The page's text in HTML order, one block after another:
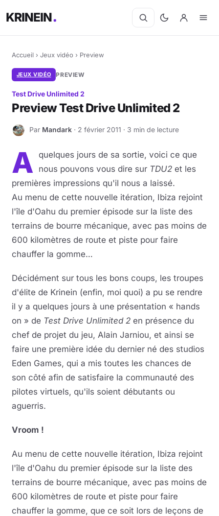
KRINEIN
Accueil › Jeux vidéo › Preview
JEUX VIDÉO PREVIEW
Test Drive Unlimited 2
Preview Test Drive Unlimited 2
M Par Mandark · 2 février 2011 · 3 min de lecture
A quelques jours de sa sortie, voici ce que
nous pouvons vous dire sur TDU2 et les
premières impressions qu'il nous a laissé.
Au menu de cette nouvelle itération, Ibiza rejoint
l'île d'Oahu du premier épisode sur la liste des
terrains de bourre mécanique, avec pas moins de
600 kilomètres de route et piste pour faire
chauffer la gomme…
Décidément sur tous les bons coups, les troupes
d'élite de Krinein (enfin, moi quoi) a pu se rendre
il y a quelques jours à une présentation « hands
on » de Test Drive Unlimited 2 en présence du
chef de projet du jeu, Alain Jarniou, et ainsi se
faire une première idée du dernier né des studios
Eden Games, qui a mis toutes les chances de
son côté afin de satisfaire la communauté des
pilotes virtuels, qu'ils soient débutants ou
aguerris.
Vroom !
Au menu de cette nouvelle itération, Ibiza rejoint
l'île d'Oahu du premier épisode sur la liste des
terrains de bourre mécanique, avec pas moins de
600 kilomètres de route et piste pour faire
chauffer la gomme, que ce soit lors de leçons de